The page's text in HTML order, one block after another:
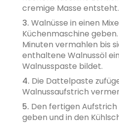
cremige Masse entsteht.
3. Walnüsse in einen
Küchenmaschine
Minuten vermahlen bis
enthaltene Walnussöl
Walnusspaste bildet.
4. Die Dattelpaste
Walnussaufstrich
5. Den fertigen Aufstrich
geben und in den